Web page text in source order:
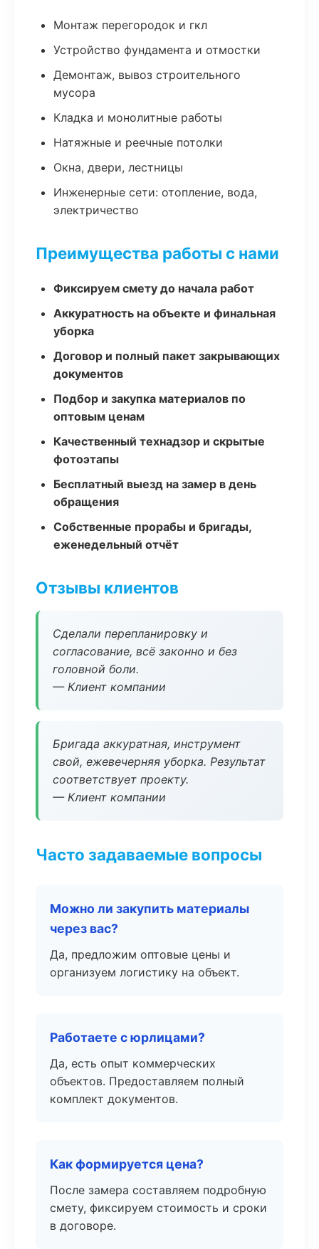
Монтаж перегородок и гкл
Устройство фундамента и отмостки
Демонтаж, вывоз строительного
мусора
Кладка и монолитные работы
Натяжные и реечные потолки
Окна, двери, лестницы
Инженерные сети: отопление, вода,
электричество
Преимущества работы с нами
Фиксируем смету до начала работ
Аккуратность на объекте и финальная
уборка
Договор и полный пакет закрывающих
документов
Подбор и закупка материалов по
оптовым ценам
Качественный технадзор и скрытые
фотоэтапы
Бесплатный выезд на замер в день
обращения
Собственные прорабы и бригады,
еженедельный отчёт
Отзывы клиентов
Сделали перепланировку и
согласование, всё законно и без
головной боли.
— Клиент компании
Бригада аккуратная, инструмент
свой, ежевечерняя уборка. Результат
соответствует проекту.
— Клиент компании
Часто задаваемые вопросы
Можно ли закупить материалы
через вас?
Да, предложим оптовые цены и
организуем логистику на объект.
Работаете с юрлицами?
Да, есть опыт коммерческих
объектов. Предоставляем полный
комплект документов.
Как формируется цена?
После замера составляем подробную
смету, фиксируем стоимость и сроки
в договоре.